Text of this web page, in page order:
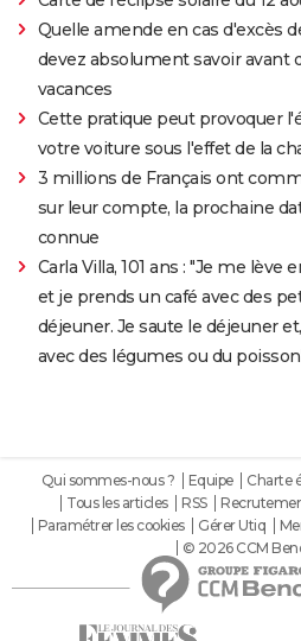
Quelle amende en cas d'excès
devez absolument savoir avant
vacances
Cette pratique peut provoquer
votre voiture sous l'effet de la
3 millions de Français ont
sur leur compte, la prochaine
connue
Carla Villa, 101 ans : "Je me
et je prends un café avec des
déjeuner. Je saute le déjeuner
avec des légumes ou du
Qui sommes-nous ? Equipe Charte
Tous les articles
RSS
Paramétrer les cookies
Gérer Utiq
© 2026 CCM